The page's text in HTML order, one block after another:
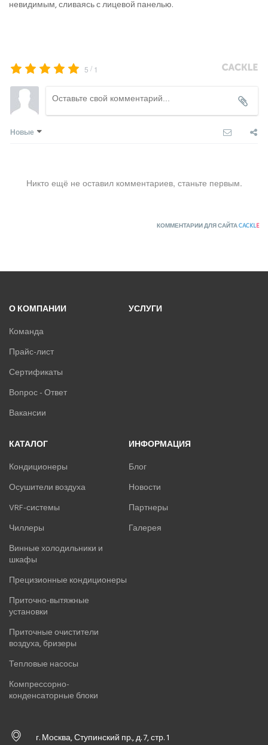
невидимым, сливаясь с лицевой панелью.
5 / 1
Новые
Никто ещё не оставил комментариев, станьте первым.
КОММЕНТАРИИ ДЛЯ САЙТАCACKLE
О КОМПАНИИ
Команда
Прайс-лист
Сертификаты
Вопрос - Ответ
Вакансии
УСЛУГИ
КАТАЛОГ
Кондиционеры
Осушители воздуха
VRF-системы
Чиллеры
Винные холодильники и
шкафы
Прецизионные кондиционеры
Приточно-вытяжные
установки
Приточные очистители
воздуха, бризеры
Тепловые насосы
Компрессорно-
конденсаторные блоки
ИНФОРМАЦИЯ
Блог
Новости
Партнеры
Галерея
г. Москва, Ступинский пр., д. 7, стр. 1